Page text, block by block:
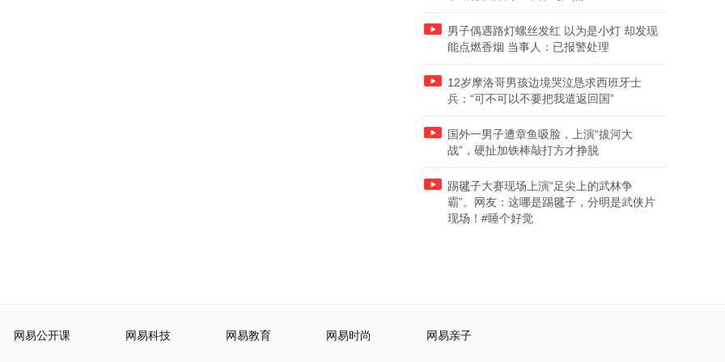
男子偶遇路灯螺丝发红 以为是小灯 却发现
能点燃香烟 当事人：已报警处理
12岁摩洛哥男孩边境哭泣恳求西班牙士
兵：“可不可以不要把我遣返回国”
国外一男子遭章鱼吸脸，上演“拔河大
战”，硬扯加铁棒敲打方才挣脱
踢毽子大赛现场上演“足尖上的武林争
霸”。网友：这哪是踢毽子，分明是武侠片
现场！#睡个好觉
网易公开课 网易科技 网易教育 网易时尚 网易亲子